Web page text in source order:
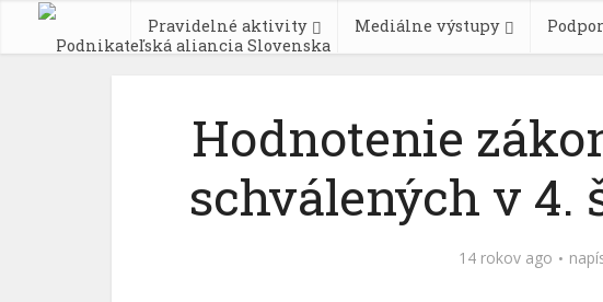
Pravidelné aktivity Mediálne výstupy
Hodnotenie
schválených v 4.
14 rokov ago